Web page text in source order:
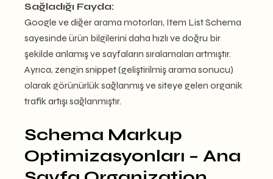
Sağladığı Fayda:
Google ve diğer arama motorları, Item List Schema
sayesinde ürün bilgilerini daha hızlı ve doğru bir
şekilde anlamış ve sayfaların sıralamaları artmıştır.
Ayrıca, zengin snippet (geliştirilmiş arama sonucu)
olarak görünürlük sağlanmış ve siteye gelen organik
trafik artışı sağlanmıştır.
Schema Markup
Optimizasyonları – Ana